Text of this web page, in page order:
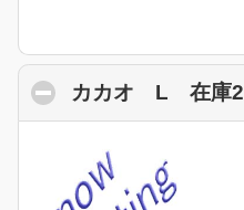
カカオ L 在庫2